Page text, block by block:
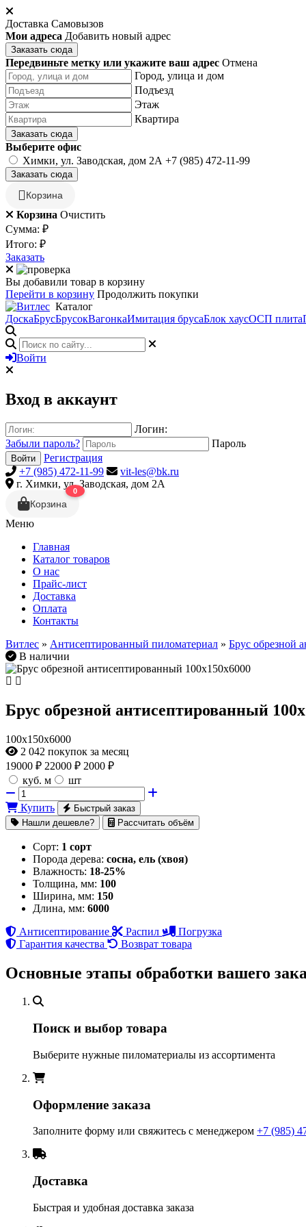
Доставка Самовызов
Мои адреса Добавить новый адрес
Заказать сюда
Передвиньте метку или укажите ваш адрес Отмена
Город, улица и дом
Подъезд
Этаж
Квартира
Заказать сюда
Выберите офис
Химки, ул. Заводская, дом 2А +7 (985) 472-11-99
Заказать сюда
Корзина
Корзина Очистить
Сумма: ₽
Итого: ₽
Заказать
Вы добавили товар в корзину
Перейти в корзину Продолжить покупки
Каталог
ДоскаБрусБрусокВагонкаИмитация брусаБлок хаусОСП плита
Войти
Вход в аккаунт
Логин:
Забыли пароль?
Пароль
Войти
Регистрация
+7 (985) 472-11-99
vit-les@bk.ru
г. Химки, ул. Заводская, дом 2А
Корзина
0
Меню
Главная
Каталог товаров
О нас
Прайс-лист
Доставка
Оплата
Контакты
Витлес » Антисептированный пиломатериал » Брус обрезной
В наличии
Брус обрезной антисептированный
100х150х6000
2 042 покупок за месяц
19000 ₽ 22000 ₽ 2000 ₽
куб. м
шт
Купить
Быстрый заказ
Нашли дешевле?
Рассчитать объём
Сорт: 1 сорт
Порода дерева: сосна, ель (хвоя)
Влажность: 18-25%
Толщина, мм: 100
Ширина, мм: 150
Длина, мм: 6000
Антисептирование
Распил
Погрузка
Гарантия качества
Возврат товара
Основные этапы обработки вашего
Поиск и выбор товара
Выберите нужные пиломатериалы из ассортимента
Оформление заказа
Заполните форму или свяжитесь с менеджером +7 (985)
Доставка
Быстрая и удобная доставка заказа